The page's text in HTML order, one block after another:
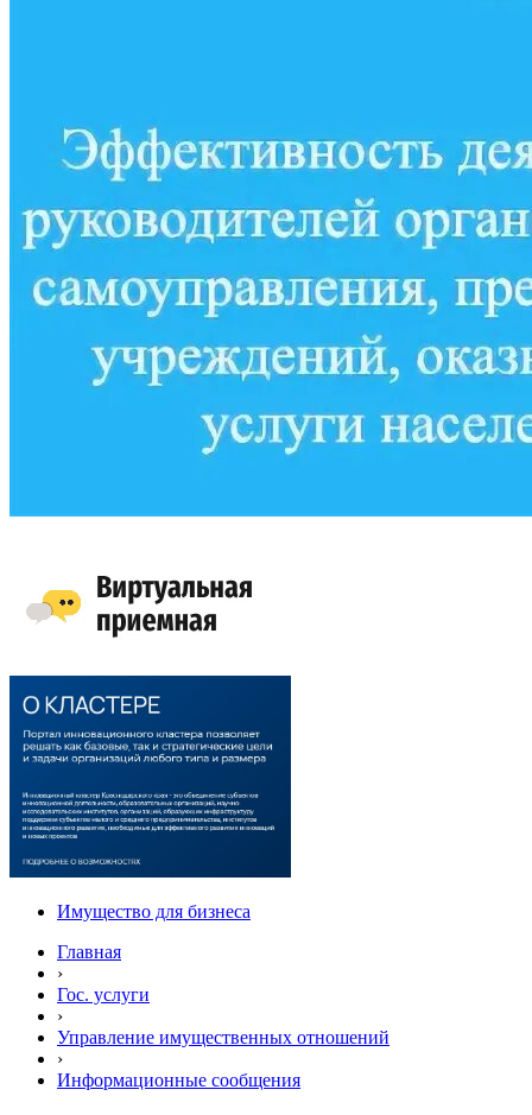
Имущество для бизнеса
Главная
›
Гос. услуги
›
Управление имущественных отношений
›
Информационные сообщения